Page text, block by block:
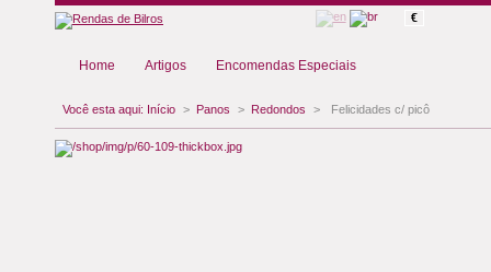
€
Home Artigos Encomendas Especiais
Você esta aqui: Início > Panos > Redondos > Felicidades c/ picô